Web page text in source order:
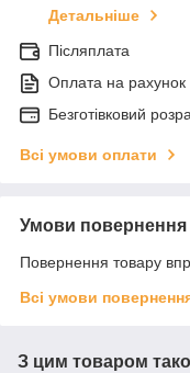
Детальніше
Післяплата
Оплата на рахунок
Безготівковий
Всі умови оплати
Умови повернення
Повернення товару
Всі умови
З цим товаром